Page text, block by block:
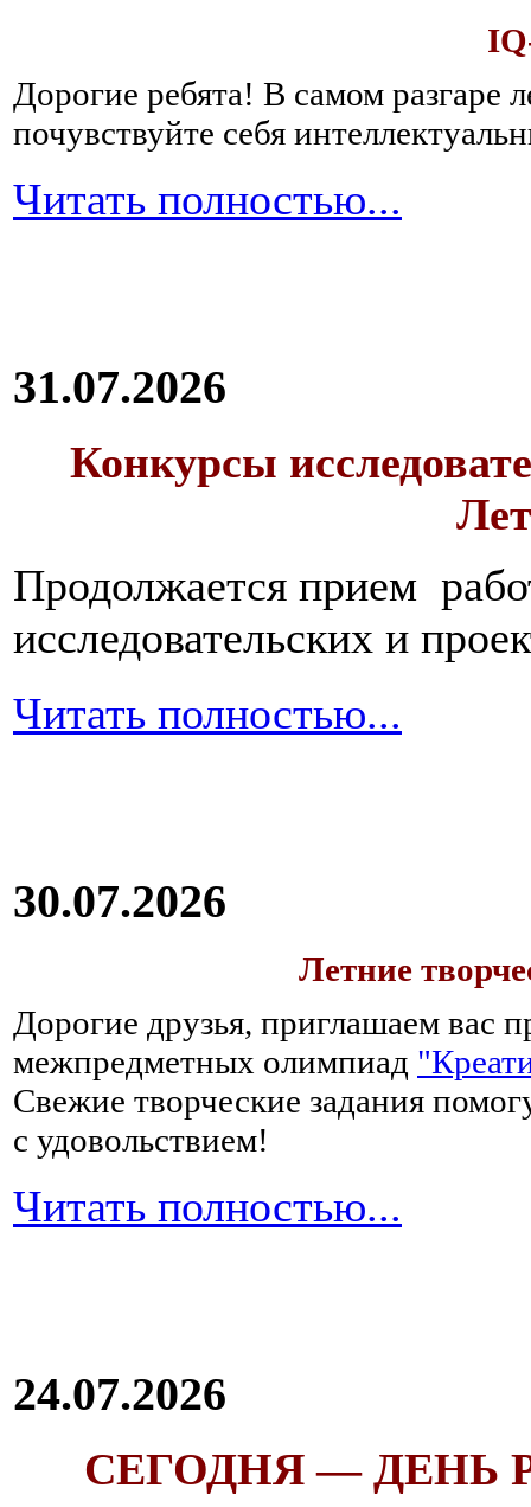
Дорогие ребята! В самом разгаре
почувствуйте себя
Читать полностью...
31.07.2026
Конкурсы
Продолжается прием
исследовательских и
Читать полностью...
30.07.2026
Летние
Дорогие друзья, приглашаем вас
межпредметных олимпиад
Свежие творческие задания
с удовольствием!
Читать полностью...
24.07.2026
СЕГОДНЯ — ДЕНЬ